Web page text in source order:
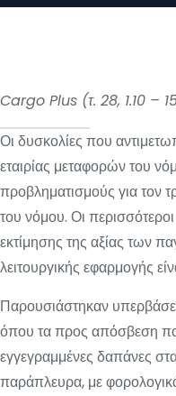
Cargo Plus (τ. 28, 1.10 –
Οι δυσκολίες που
εταιρίας μεταφορών του
προβληματισμούς για τον
του νόμου. Οι
εκτίμησης της αξίας των
λειτουργικής εφαρμογής
Παρουσιάστηκαν
όπου τα προς απόσβεση
εγγεγραμμένες δαπάνες
παράπλευρα, με